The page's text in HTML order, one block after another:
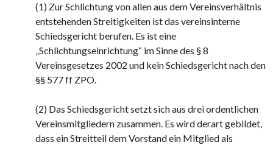
(1) Zur Schlichtung von allen aus dem Vereinsverhältnis
entstehenden Streitigkeiten ist das vereinsinterne
Schiedsgericht berufen. Es ist eine
„Schlichtungseinrichtung“ im Sinne des § 8
Vereinsgesetzes 2002 und kein Schiedsgericht nach den
§§ 577 ff ZPO.
(2) Das Schiedsgericht setzt sich aus drei ordentlichen
Vereinsmitgliedern zusammen. Es wird derart gebildet,
dass ein Streitteil dem Vorstand ein Mitglied als